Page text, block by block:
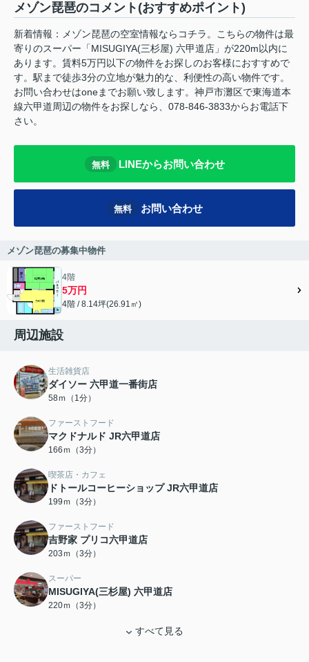
メゾン琵琶のコメント(おすすめポイント)
新着情報：メゾン琵琶の空室情報ならコチラ。こちらの物件は最
寄りのスーパー「MISUGIYA(三杉屋) 六甲道店」が220m以内に
あります。賃料5万円以下の物件をお探しのお客様におすすめで
す。駅まで徒歩3分の立地が魅力的な、利便性の高い物件です。
お問い合わせはoneまでお願い致します。神戸市灘区で東海道本
線六甲道周辺の物件をお探しなら、078-846-3833からお電話下
さい。
無料 LINEからお問い合わせ
無料 お問い合わせ
メゾン琵琶の募集中物件
4階
5万円
4階 / 8.14坪(26.91㎡)
周辺施設
生活雑貨店
ダイソー 六甲道一番街店
58ｍ（1分）
ファーストフード
マクドナルド JR六甲道店
166ｍ（3分）
喫茶店・カフェ
ドトールコーヒーショップ JR六甲道店
199ｍ（3分）
ファーストフード
吉野家 プリコ六甲道店
203ｍ（3分）
スーパー
MISUGIYA(三杉屋) 六甲道店
220ｍ（3分）
すべて見る